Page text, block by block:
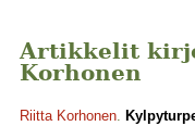
Artikkelit
Korhonen
Riitta Korhonen.